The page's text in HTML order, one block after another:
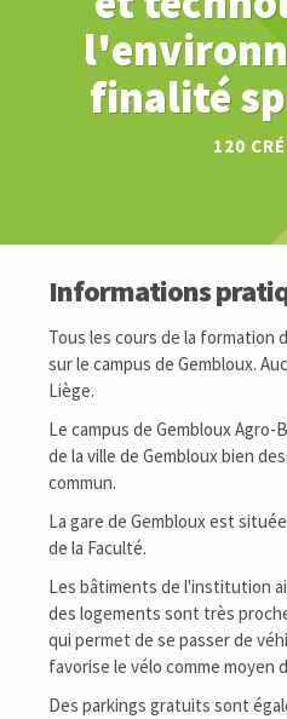
finalité
120
Informations
Tous les cours de la formation
sur le campus de Gembloux.
Liège.
Le campus de Gembloux
de la ville de Gembloux bien
commun.
La gare de Gembloux est
de la Faculté.
Les bâtiments de l'institution
des logements sont très
qui permet de se passer de
favorise le vélo comme moyen
Des parkings gratuits sont